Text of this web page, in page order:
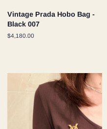
Vintage Prada Hobo Bag -
Black 007
定
$4,180.00